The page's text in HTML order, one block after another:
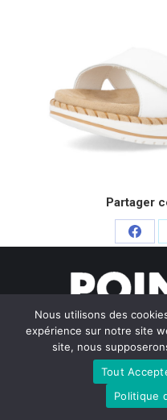
Partager
© Pointure Chausseurs -
Nous utilisons des
expérience sur notre site
site, nous
Tout
Politique